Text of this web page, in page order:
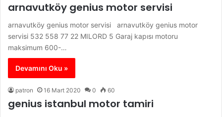
arnavutköy genius motor servisi
arnavutköy genius motor servisi arnavutköy genius motor
servisi 532 558 77 22 MILORD 5 Garaj kapısı motoru
maksimum 600-…
Devamını Oku »
patron 16 Mart 2020 0 60
genius istanbul motor tamiri